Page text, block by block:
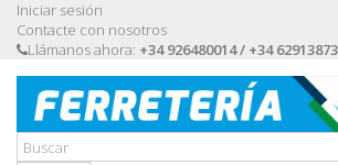
Iniciar sesión
Contacte con nosotros
Llámanos ahora: +34 926480014 / +34